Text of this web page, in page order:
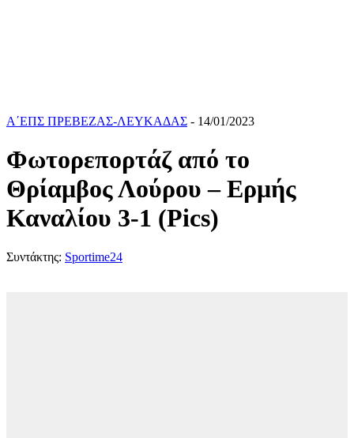
Α΄ΕΠΣ ΠΡΕΒΕΖΑΣ-ΛΕΥΚΑΔΑΣ - 14/01/2023
Φωτορεπορτάζ από το
Θρίαμβος Λούρου – Ερμής
Καναλίου 3-1 (Pics)
Συντάκτης: Sportime24